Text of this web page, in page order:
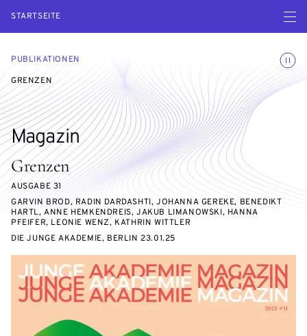
STARTSEITE Menü
PUBLIKATIONEN
GRENZEN
Grenzen
AUSGABE 31
Magazin
GARVIN BROD, RADIN DARDASHTI, JOHANNA GEREKE, BENEDIKT
HARTL, ANNE HEMKENDREIS, JAKUB LIMANOWSKI, HANNA
PFEIFER, LEONIE WENZ, KATHRIN WITTLER
DIE JUNGE AKADEMIE, BERLIN 23.01.25